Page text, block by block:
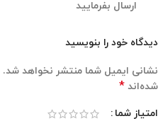
ارسال بفرمایید
دیدگاه خود را بنویسید
نشانی ایمیل شما منتشر نخواهد شد.
شده‌اند *
امتیاز شما